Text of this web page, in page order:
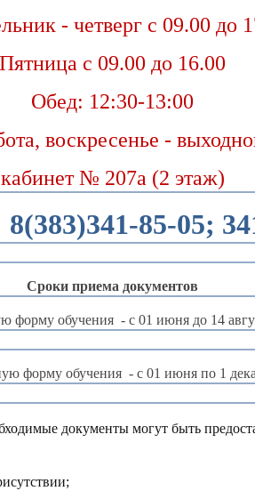
- четверг с 09.00 до
Пятница с 09.00 до 16.00
Обед: 12:30-13:00
воскресенье -
кабинет № 207а (2 этаж)
85-05;
Сроки приема документов
форму обучения - с 01 июня до 14
форму обучения - с 01 июня по 1
документы могут быть